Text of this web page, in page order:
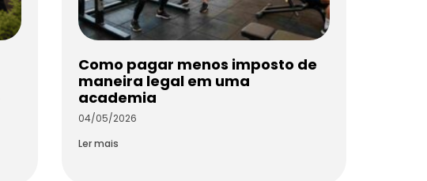
Como pagar menos imposto de
maneira legal em uma
academia
04/05/2026
Ler mais